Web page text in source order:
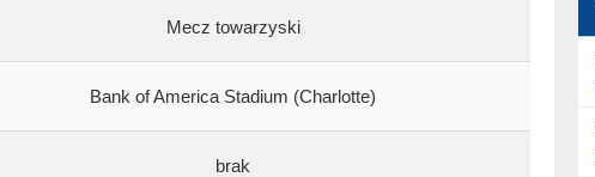
Mecz towarzyski
Bank of America Stadium (Charlotte)
brak